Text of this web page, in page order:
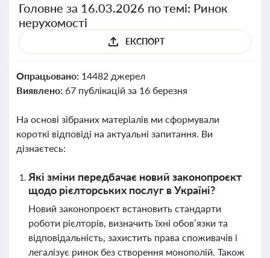
Головне за 16.03.2026 по темі: Ринок
нерухомості
ЕКСПОРТ
Опрацьовано: 14482 джерел
Виявлено: 67 публікацій за 16 березня
На основі зібраних матеріалів ми сформували
короткі відповіді на актуальні запитання. Ви
дізнаєтесь:
Які зміни передбачає новий законопроєкт
щодо рієлторських послуг в Україні?
Новий законопроєкт встановить стандарти
роботи рієлторів, визначить їхні обов’язки та
відповідальність, захистить права споживачів і
легалізує ринок без створення монополій. Також